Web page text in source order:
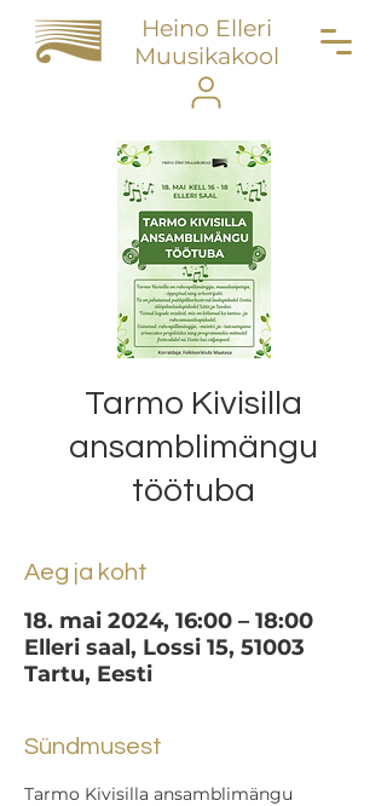
Heino Elleri
Muusikakool
Tarmo Kivisilla
ansamblimängu
töötuba
Aeg ja koht
18. mai 2024, 16:00 – 18:00
Elleri saal, Lossi 15, 51003
Tartu, Eesti
Sündmusest
Tarmo Kivisilla ansamblimängu